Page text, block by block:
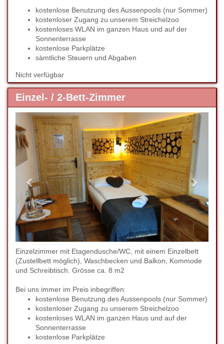
kostenlose Benutzung des Aussenpools (nur Sommer)
kostenloser Zugang zu unserem Streichelzoo
kostenloses WLAN im ganzen Haus und auf der
Sonnenterrasse
kostenlose Parkplätze
sämtliche Steuern und Abgaben
Nicht verfügbar
Einzel- / 2-Bett-Zimmer
Previous
Next
Einzelzimmer mit Etagendusche/WC, mit einem Einzelbett
(Zustellbett möglich), Waschbecken und Balkon, Kommode
und Schreibtisch. Grösse ca. 8 m2
Bei uns immer im Preis inbegriffen:
kostenlose Benutzung des Aussenpools (nur Sommer)
kostenloser Zugang zu unserem Streichelzoo
kostenloses WLAN im ganzen Haus und auf der
Sonnenterrasse
kostenlose Parkplätze